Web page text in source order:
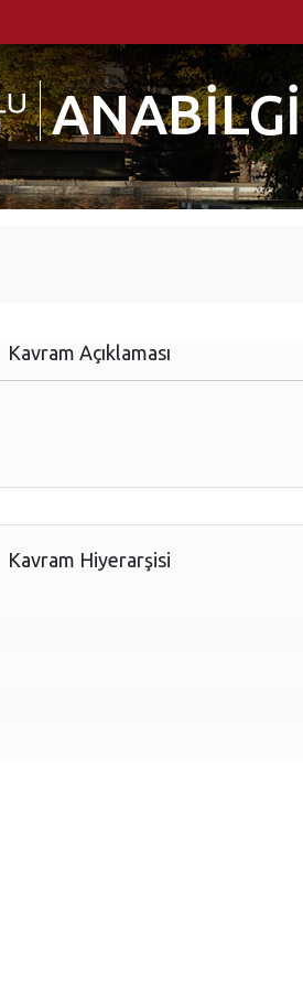
ANABİLGİ
Kavram Açıklaması
Kavram Hiyerarşisi